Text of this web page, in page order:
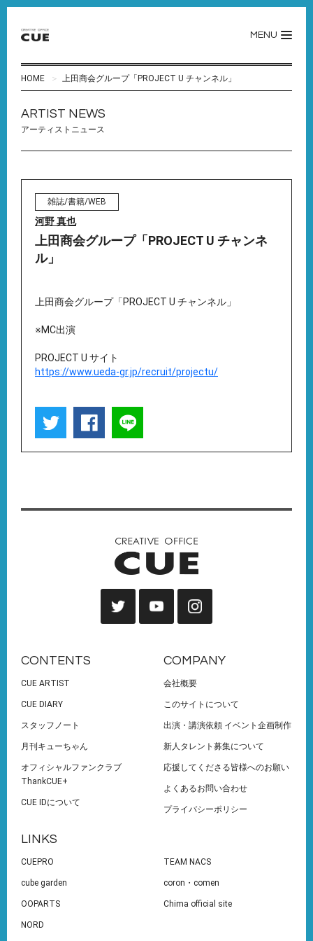
MENU
HOME 上田商会グループ「PROJECT U チャンネル」
ARTIST NEWS
アーティストニュース
雑誌/書籍/WEB
河野 真也
上田商会グループ「PROJECT U チャンネ
ル」
上田商会グループ「PROJECT U チャンネル」
※MC出演
PROJECT U サイト
https://www.ueda-gr.jp/recruit/projectu/
CONTENTS
CUE ARTIST
CUE DIARY
スタッフノート
月刊キューちゃん
オフィシャルファンクラブ
ThankCUE+
CUE IDについて
COMPANY
会社概要
このサイトについて
出演・講演依頼 イベント企画制作
新人タレント募集について
応援してくださる皆様へのお願い
よくあるお問い合わせ
プライバシーポリシー
LINKS
CUEPRO TEAM NACS
cube garden coron・comen
OOPARTS Chima official site
NORD